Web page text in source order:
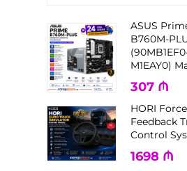
ASUS
B760M-
M1EAY0)
307 ₼
HORI Force
Feedback
Control
1698 ₼